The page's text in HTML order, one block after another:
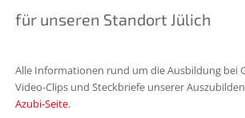
für unseren Standort Jülich
Alle Informationen rund um die Ausbildung bei
Video-Clips und Steckbriefe unserer
Azubi-Seite.